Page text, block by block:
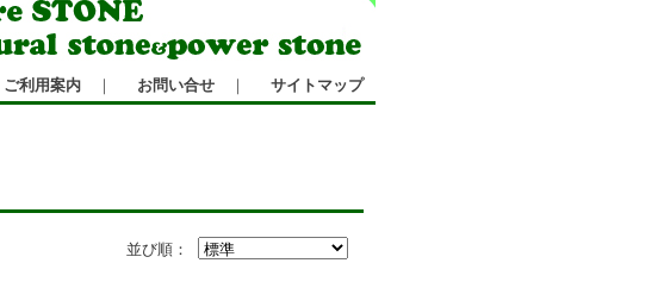
ご利用案内 ｜ お問い合せ ｜ サイトマップ
並び順：